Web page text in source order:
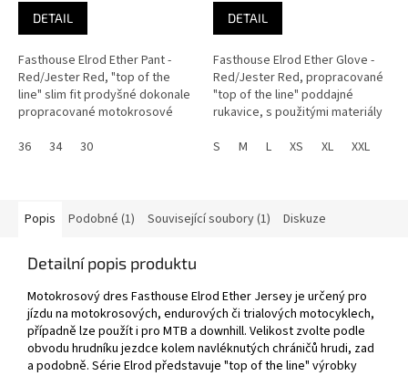
DETAIL
Fasthouse Elrod Ether Pant -
Red/Jester Red, "top of the
line" slim fit prodyšné dokonale
propracované motokrosové
podzimu.
36 34 30
DETAIL
Fasthouse Elrod Ether Glove -
Red/Jester Red, propracované
"top of the line" poddajné
rukavice, s použitými materiály
dotykových zařízení. Ideální...
S M L XS XL XXL
Popis Podobné (1) Související soubory (1) Diskuze
Detailní popis produktu
Motokrosový dres Fasthouse Elrod Ether Jersey je určený pro
jízdu na motokrosových, endurových či trialových motocyklech,
případně lze použít i pro MTB a downhill. Velikost zvolte podle
obvodu hrudníku jezdce kolem navléknutých chráničů hrudi, zad
a podobně. Série Elrod představuje "top of the line" výrobky